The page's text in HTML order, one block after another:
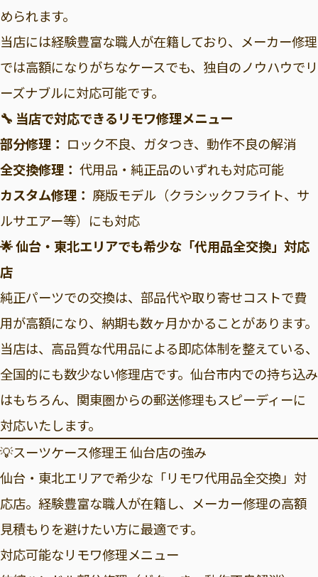
められます。
当店には経験豊富な職人が在籍しており、メーカー修理
では高額になりがちなケースでも、独自のノウハウでリ
ーズナブルに対応可能です。
🔧 当店で対応できるリモワ修理メニュー
部分修理： ロック不良、ガタつき、動作不良の解消
全交換修理： 代用品・純正品のいずれも対応可能
カスタム修理： 廃版モデル（クラシックフライト、サ
ルサエアー等）にも対応
🌟 仙台・東北エリアでも希少な「代用品全交換」対応
店
純正パーツでの交換は、部品代や取り寄せコストで費
用が高額になり、納期も数ヶ月かかることがあります。
当店は、高品質な代用品による即応体制を整えている、
全国的にも数少ない修理店です。仙台市内での持ち込み
はもちろん、関東圏からの郵送修理もスピーディーに
対応いたします。
💡スーツケース修理王 仙台店の強み
仙台・東北エリアで希少な「リモワ代用品全交換」対
応店。経験豊富な職人が在籍し、メーカー修理の高額
見積もりを避けたい方に最適です。
対応可能なリモワ修理メニュー